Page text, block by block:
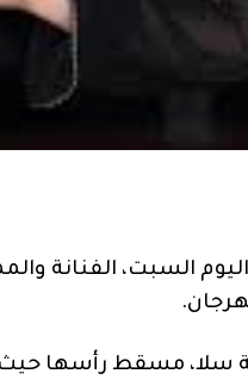
السبت، الفنانة
سلا، مسقط رأسها